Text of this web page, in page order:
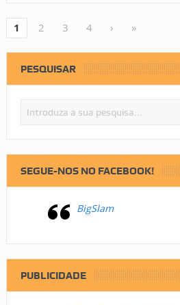
1 2 3 4 › »
PESQUISAR
SEGUE-NOS NO FACEBOOK!
BigSlam
PUBLICIDADE